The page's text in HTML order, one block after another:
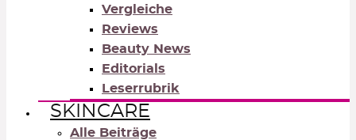
Vergleiche
Reviews
Beauty News
Editorials
Leserrubrik
SKINCARE
Alle Beiträge